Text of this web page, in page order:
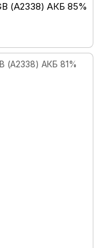
(А2338) АКБ 85%